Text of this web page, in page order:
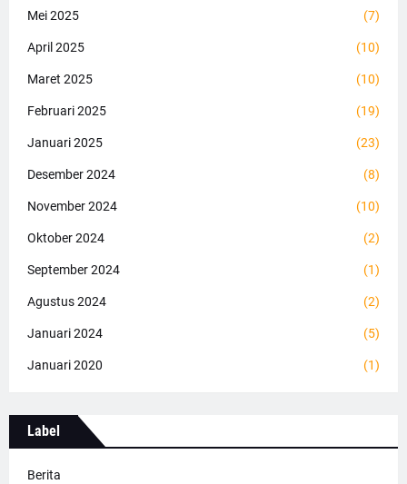
Mei 2025 (7)
April 2025 (10)
Maret 2025 (10)
Februari 2025 (19)
Januari 2025 (23)
Desember 2024 (8)
November 2024 (10)
Oktober 2024 (2)
September 2024 (1)
Agustus 2024 (2)
Januari 2024 (5)
Januari 2020 (1)
Label
Berita